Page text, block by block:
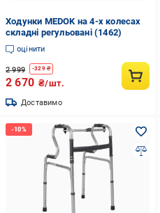
Ходунки MEDOK на 4-х колесах
складні регульовані (1462)
оцінити
2 999 -329₴
2 670 ₴/шт.
Доставимо